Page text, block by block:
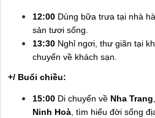
12:00 Dùng bữa trưa tại nhà
sản tươi sống.
13:30 Nghỉ ngơi, thư giãn tại
chuyển về khách sạn.
+/ Buổi chiều:
15:00 Di chuyển về Nha Trang
Ninh Hoà, tìm hiểu đời sống